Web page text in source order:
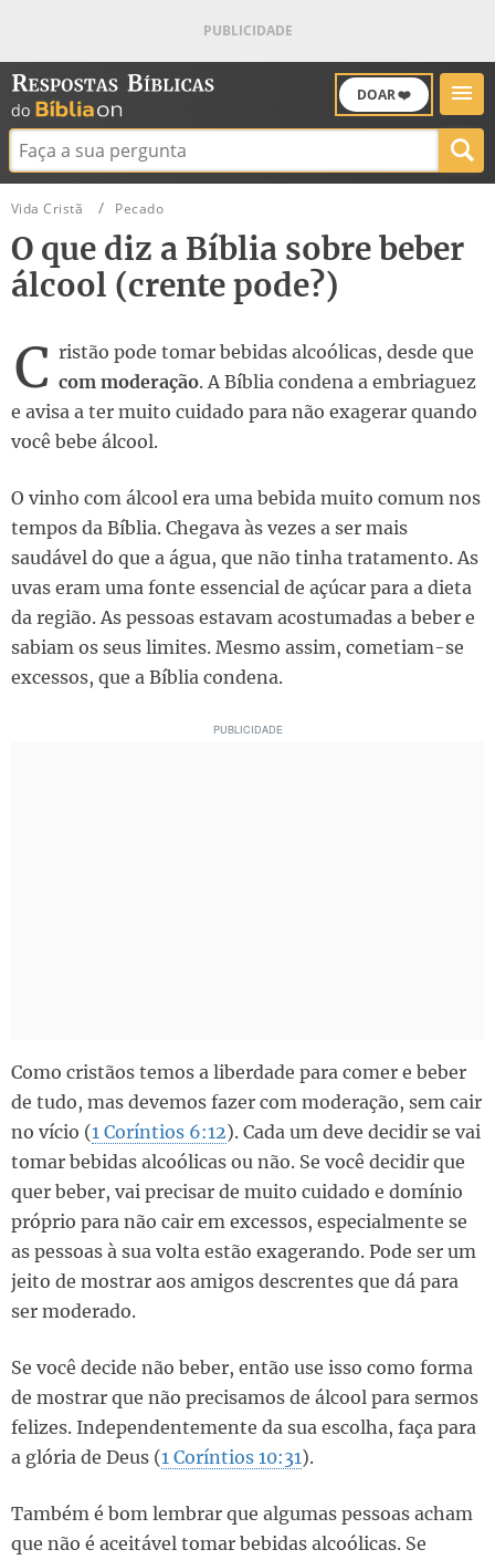
DOAR ❤️
Buscar:
Vida Cristã Pecado
O que diz a Bíblia sobre beber
álcool (crente pode?)
C ristão pode tomar bebidas alcoólicas, desde que
com moderação. A Bíblia condena a embriaguez
e avisa a ter muito cuidado para não exagerar quando
você bebe álcool.
O vinho com álcool era uma bebida muito comum nos
tempos da Bíblia. Chegava às vezes a ser mais
saudável do que a água, que não tinha tratamento. As
uvas eram uma fonte essencial de açúcar para a dieta
da região. As pessoas estavam acostumadas a beber e
sabiam os seus limites. Mesmo assim, cometiam-se
excessos, que a Bíblia condena.
Como cristãos temos a liberdade para comer e beber
de tudo, mas devemos fazer com moderação, sem cair
no vício (1 Coríntios 6:12). Cada um deve decidir se vai
tomar bebidas alcoólicas ou não. Se você decidir que
quer beber, vai precisar de muito cuidado e domínio
próprio para não cair em excessos, especialmente se
as pessoas à sua volta estão exagerando. Pode ser um
jeito de mostrar aos amigos descrentes que dá para
ser moderado.
Se você decide não beber, então use isso como forma
de mostrar que não precisamos de álcool para sermos
felizes. Independentemente da sua escolha, faça para
a glória de Deus (1 Coríntios 10:31).
Também é bom lembrar que algumas pessoas acham
que não é aceitável tomar bebidas alcoólicas. Se